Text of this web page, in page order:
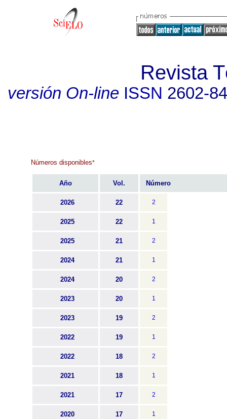
Revista
versión On-lineISSN 2602-
Números disponibles*
Año Vol. Número
2026 22 2
2025 22 1
2025 21 2
2024 21 1
2024 20 2
2023 20 1
2023 19 2
2022 19 1
2022 18 2
2021 18 1
2021 17 2
2020 17 1